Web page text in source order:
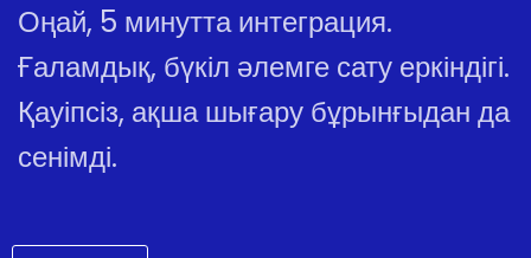
Оңай, 5 минутта интеграция.
Ғаламдық, бүкіл әлемге сату еркіндігі.
Қауіпсіз, ақша шығару бұрынғыдан да
сенімді.